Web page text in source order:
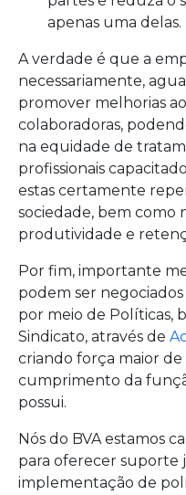
apenas uma delas.
A verdade é que a
necessariamente,
promover melhorias
colaboradoras,
na equidade de
profissionais
estas certamente
sociedade, bem como
produtividade e
Por fim, importante
podem ser
por meio de Políticas,
Sindicato, através de
criando força maior
cumprimento da
possui.
Nós do BVA estamos
para oferecer suporte
implementação de